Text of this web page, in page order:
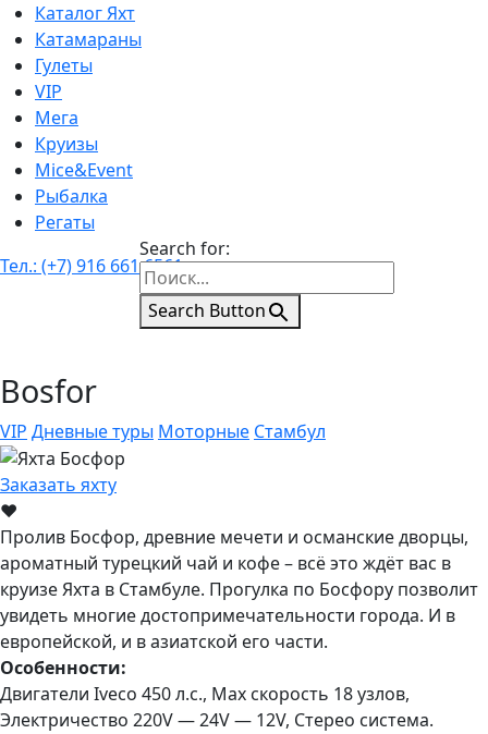
Каталог Яхт
Катамараны
Гулеты
VIP
Мега
Круизы
Mice&Event
Рыбалка
Регаты
Тел.: (+7) 916 661 6561
Search for:
Search Button
Bosfor
VIP Дневные туры Моторные Стамбул
Заказать яхту
♥
Пролив Босфор, древние мечети и османские дворцы,
ароматный турецкий чай и кофе – всё это ждёт вас в
круизе Яхта в Стамбуле. Прогулка по Босфору позволит
увидеть многие достопримечательности города. И в
европейской, и в азиатской его части.
Особенности:
Двигатели Iveco 450 л.с., Мах скорость 18 узлов,
Электричество 220V — 24V — 12V, Стерео система.